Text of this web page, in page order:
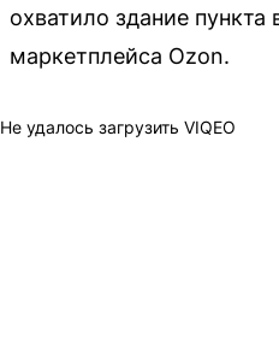
охватило здание пункта
маркетплейса Ozon.
Не удалось загрузить VIQEO